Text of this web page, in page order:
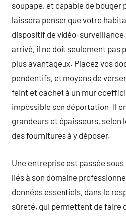
soupape, et capable de bouger
laissera penser que votre
dispositif de vidéo-
arrivé, il ne doit seulement pas
plus avantageux. Placez vos
pendentifs, et moyens de
feint et cachet à un mur
impossible son déportation. Il
grandeurs et épaisseurs, selon
des fournitures à y déposer.
Une entreprise est passée
liés à son domaine
données essentiels, dans le
sûreté, qui permettent de faire